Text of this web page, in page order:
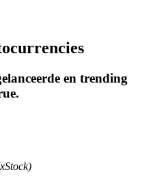
en trending
.